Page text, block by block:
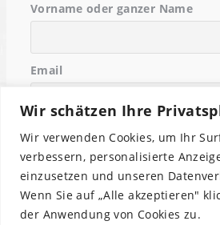
Wir schätzen Ihre
Wir verwenden Cookies, um Ihr
verbessern, personalisierte
einzusetzen und unseren
Wenn Sie auf „Alle akzeptieren"
der Anwendung von Cookies zu.
Vorname oder ganzer Name
Email
Indem Du fortfährst,
Datenschutzerklärung.